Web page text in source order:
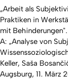
„Arbeit als
Praktiken in
mit
A: „Analyse von
Keller, Saša
Augsburg, 11. März